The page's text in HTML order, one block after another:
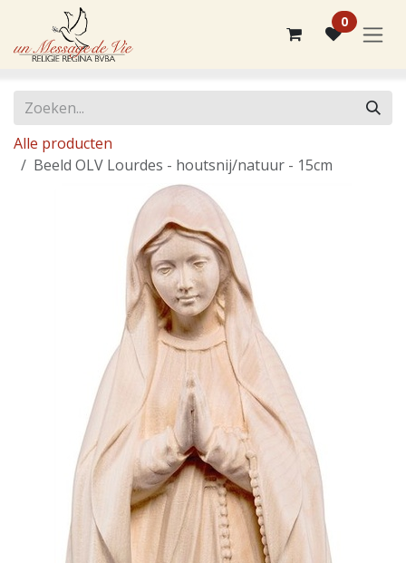
Overslaan naar inhoud
0
Alle producten
Beeld OLV Lourdes - houtsnij/natuur - 15cm